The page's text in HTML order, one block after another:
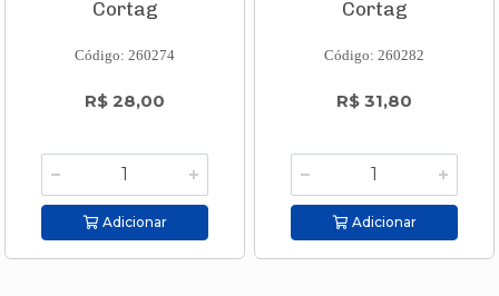
Cortag
Código: 260274
R$ 28,00
Adicionar
Cortag
Código: 260282
R$ 31,80
Adicionar